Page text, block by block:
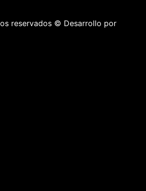
reservados © Desarrollo por